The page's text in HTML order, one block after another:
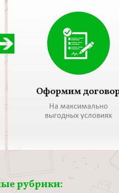
Оформим
На максимально
выгодных условиях
рубрики: